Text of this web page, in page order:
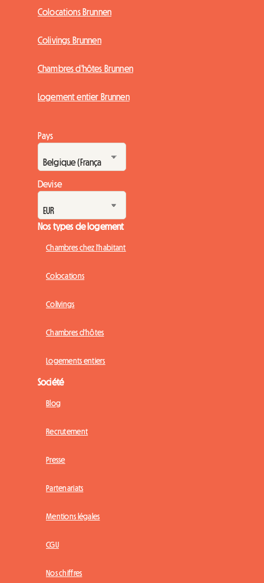
Colocations Brunnen
Colivings Brunnen
Chambres d'hôtes Brunnen
Logement entier Brunnen
Pays
Devise
Nos types de logement
Chambres chez l'habitant
Colocations
Colivings
Chambres d'hôtes
Logements entiers
Société
Blog
Recrutement
Presse
Partenariats
Mentions légales
CGU
Nos chiffres